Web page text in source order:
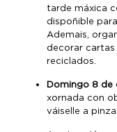
tarde máxica
dispoñible
Ademais,
decorar cartas
reciclados.
Domingo 8 de
xornada con
váiselle a